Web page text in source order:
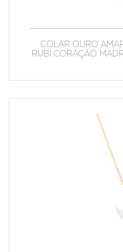
COLAR OURO
RUBI CORAÇÃO